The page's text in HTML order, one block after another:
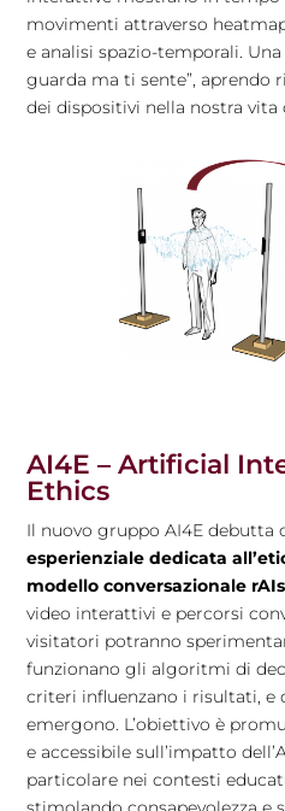
movimenti attraverso
e analisi spazio-temporali.
guarda ma ti sente”, aprendo
dei dispositivi nella nostra vita
AI4E – Artificial
Ethics
Il nuovo gruppo AI4E debutta
esperienziale dedicata
modello conversazionale
video interattivi e percorsi
visitatori potranno
funzionano gli algoritmi di
criteri influenzano i risultati, e
emergono. L’obiettivo è
e accessibile sull’impatto
particolare nei contesti